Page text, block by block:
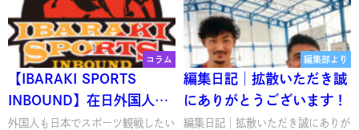
コラム
【IBARAKI SPORTS
INBOUND】在日外国人向
けのスポーツプロモーショ
外国人も日本でスポーツ観戦したい
編集部より
編集日記│拡散いただき誠
にありがとうございます！
編集日記│拡散いただき誠にありが